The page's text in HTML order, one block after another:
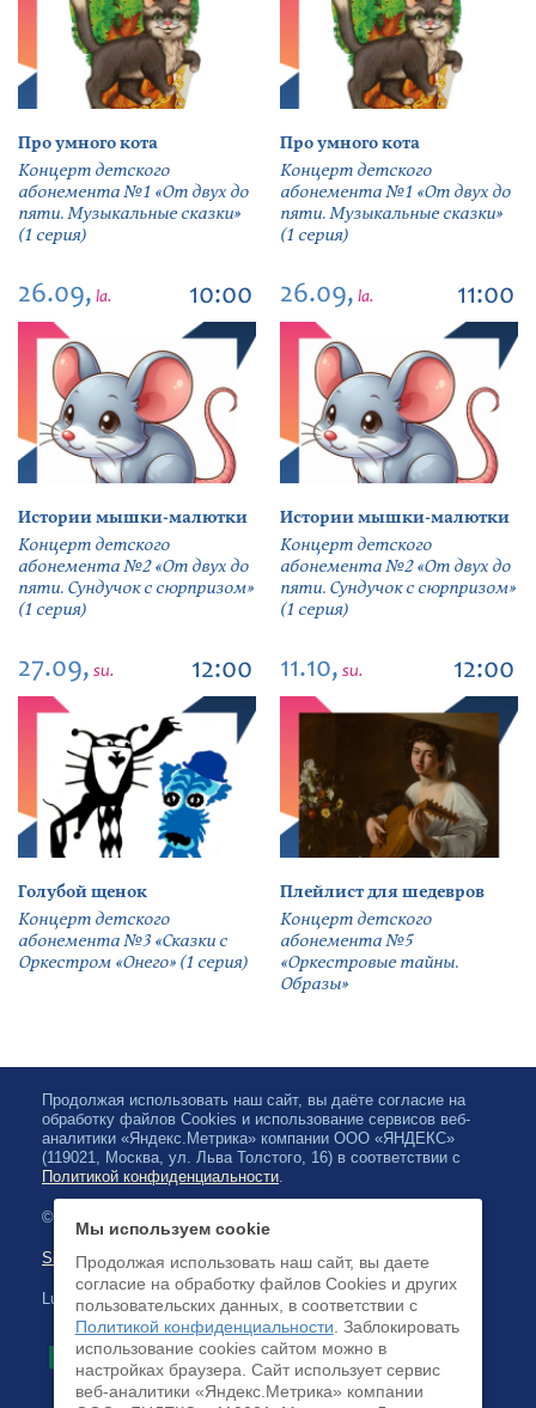
Про умного кота
Концерт детского
абонемента №1 «От двух до
пяти. Музыкальные сказки»
(1 серия)
Про умного кота
Концерт детского
абонемента №1 «От двух до
пяти. Музыкальные сказки»
(1 серия)
26.09, la. 10:00
Истории мышки-малютки
Концерт детского
абонемента №2 «От двух до
пяти. Сундучок с сюрпризом»
(1 серия)
26.09, la. 11:00
Истории мышки-малютки
Концерт детского
абонемента №2 «От двух до
пяти. Сундучок с сюрпризом»
(1 серия)
27.09, su. 12:00
Голубой щенок
Концерт детского
абонемента №3 «Сказки с
Оркестром «Онего» (1 серия)
11.10, su. 12:00
Плейлист для шедевров
Концерт детского
абонемента №5
«Оркестровые тайны.
Образы»
Продолжая использовать наш сайт, вы даёте согласие на
обработку файлов Cookies и использование сервисов веб-
аналитики «Яндекс.Метрика» компании ООО «ЯНДЕКС»
(119021, Москва, ул. Льва Толстого, 16) в соответствии с
Политикой конфиденциальности.
© 2026, Karjalan valtionfilharmonia
Sivuston kartta
Luottokortilla maksaminen on saatavilla
Мы используем cookie
Продолжая использовать наш сайт, вы даете
согласие на обработку файлов Cookies и других
пользовательских данных, в соответствии с
Политикой конфиденциальности . Заблокировать
использование cookies сайтом можно в
настройках браузера. Cайт использует сервис
веб-аналитики «Яндекс.Метрика» компании